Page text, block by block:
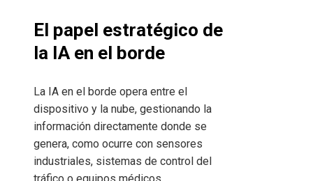
El papel estratégico de
la IA en el borde
La IA en el borde opera entre el
dispositivo y la nube, gestionando la
información directamente donde se
genera, como ocurre con sensores
industriales, sistemas de control del